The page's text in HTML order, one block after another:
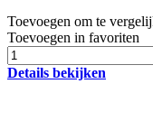
Toevoegen om te
Toevoegen in favoriten
Details bekijken